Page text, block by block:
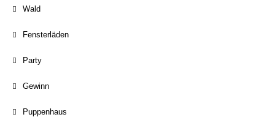
Wald
Fensterläden
Party
Gewinn
Puppenhaus